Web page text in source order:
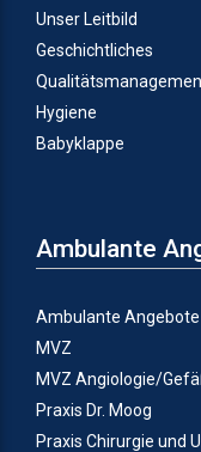
Unser Leitbild
Geschichtliches
Hygiene
Babyklappe
Ambulante
Ambulante Angebote
MVZ
MVZ Angiologie/
Praxis Dr. Moog
Praxis Chirurgie und